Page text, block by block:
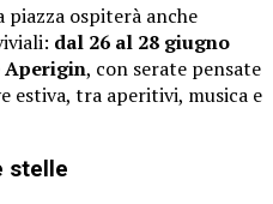
piazza ospiterà anche
dal 26 al 28 giugno
Aperigin, con serate pensate
estiva, tra aperitivi, musica e
stelle